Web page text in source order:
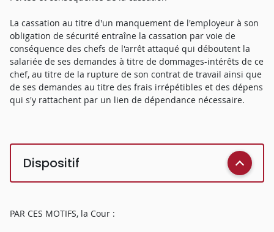
La cassation au titre d'un manquement de l'employeur à son
obligation de sécurité entraîne la cassation par voie de
conséquence des chefs de l'arrêt attaqué qui déboutent la
salariée de ses demandes à titre de dommages-intérêts de ce
chef, au titre de la rupture de son contrat de travail ainsi que
de ses demandes au titre des frais irrépétibles et des dépens
qui s'y rattachent par un lien de dépendance nécessaire.
Dispositif
PAR CES MOTIFS, la Cour :